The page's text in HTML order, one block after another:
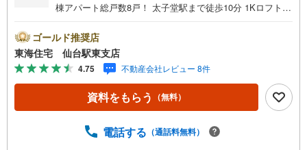
棟アパート総戸数8戸！ 太子堂駅まで徒歩10分 1Kロフト付
案・ご案内も可能です *:* アピールポイント *■入居者も喜
ぶ、追い炊き機能、エアコン付き ■収納スペースが付いて
ある「独立洗面台」あり*■寝室・収納スペースとしても活
用できるロフト付き ■利回り6.47％■年間予定賃料収入:53
7.6万円（共益費含み）■維持費や修繕費を抑えられる、1棟
アパート登場 周辺環境 *・東長町小学校:徒歩14分・郡山中
グ郡山店:徒歩6分 お問い合わせについて *・当日のご予約
ゴールド推奨店
東海住宅 仙台駅東支店
4.75 不動産会社レビュー 8件
資料をもらう （無料）
電話する （通話料無料）